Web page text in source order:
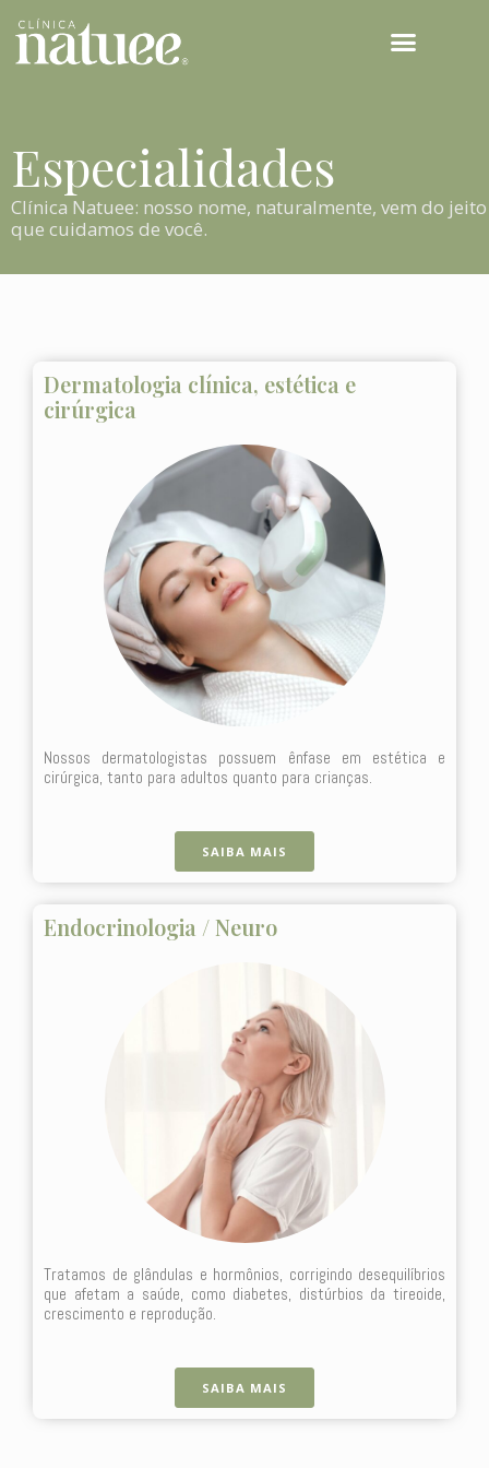
Especialidades
Clínica Natuee: nosso nome, naturalmente, vem do jeito
que cuidamos de você.
Dermatologia clínica, estética e
cirúrgica​
Nossos dermatologistas possuem ênfase em estética e
cirúrgica, tanto para adultos quanto para crianças.
SAIBA MAIS
Endocrinologia / Neuro
Tratamos de glândulas e hormônios, corrigindo desequilíbrios
que afetam a saúde, como diabetes, distúrbios da tireoide,
crescimento e reprodução.
SAIBA MAIS